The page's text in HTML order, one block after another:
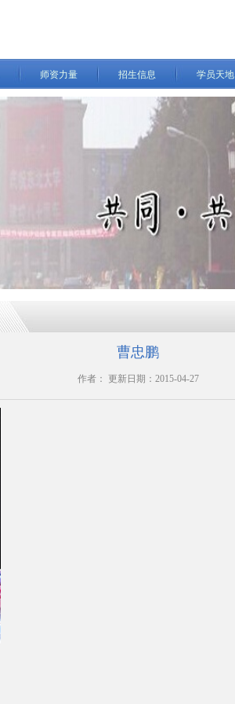
师资力量 招生信息 学员天地
曹忠鹏
作者： 更新日期：2015-04-27